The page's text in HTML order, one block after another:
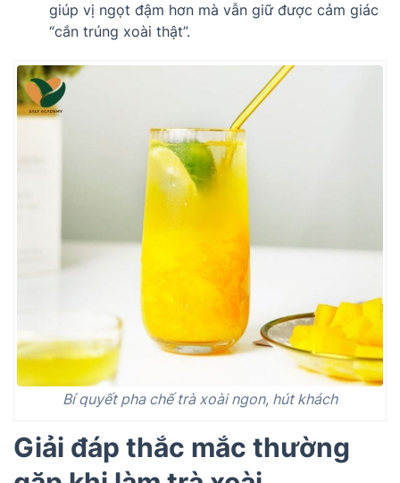
giúp vị ngọt đậm hơn mà vẫn giữ được cảm giác
“cắn trúng xoài thật”.
Bí quyết pha chế trà xoài ngon, hút khách
Giải đáp thắc mắc thường